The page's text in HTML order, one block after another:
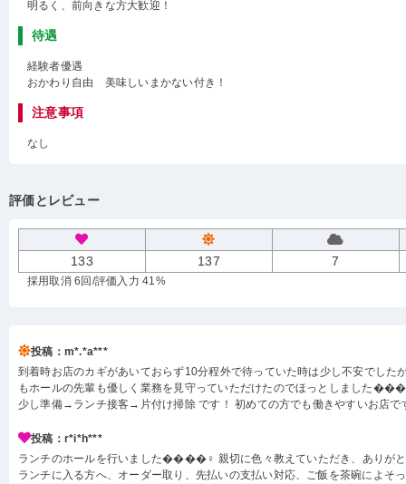
明るく、前向きな方大歓迎！
待遇
経験者優遇
おかわり自由 美味しいまかない付き！
注意事項
なし
評価とレビュー
133 137 7
採用取消 6回 /評価入力 41%
投稿：m*.*a***
到着時お店のカギがあいておらず10分程外で待っていた時は少し不安でした
もホールの先輩も優しく業務を見守っていただけたのでほっとしました
少し準備→ランチ接客→片付け掃除 です！ 初めての方でも働きやすいお
投稿：r*i*h***
ランチのホールを行いました����‍♀️ 親切に色々教えていただき、あり
ランチに入る方へ、オーダー取り、先払いの支払い対応、ご飯を茶碗によそ